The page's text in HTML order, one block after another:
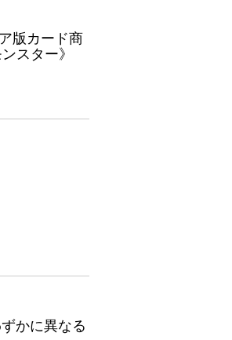
版カード商
スター》
かに異なる